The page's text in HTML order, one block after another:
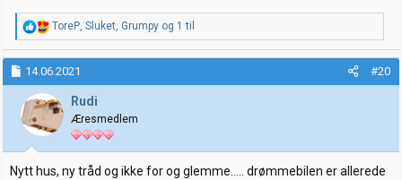
R
e
a
k
s
j
o
n
r
:
ToreP, Sluket, Grumpy og 1 til
14.06.2021 #20
Rudi
Æresmedlem
Nytt hus, ny tråd og ikke for og glemme..... drømmebilen er allerede